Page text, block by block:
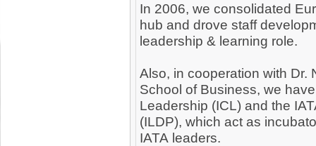
In 2006, we consolidated
hub and drove staff
leadership & learning role.
Also, in cooperation with Dr.
School of Business, we
Leadership (ICL) and the
(ILDP), which act as
IATA leaders.